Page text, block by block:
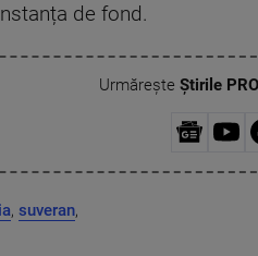
de fond.
Urmărește Știrile
, suveran,